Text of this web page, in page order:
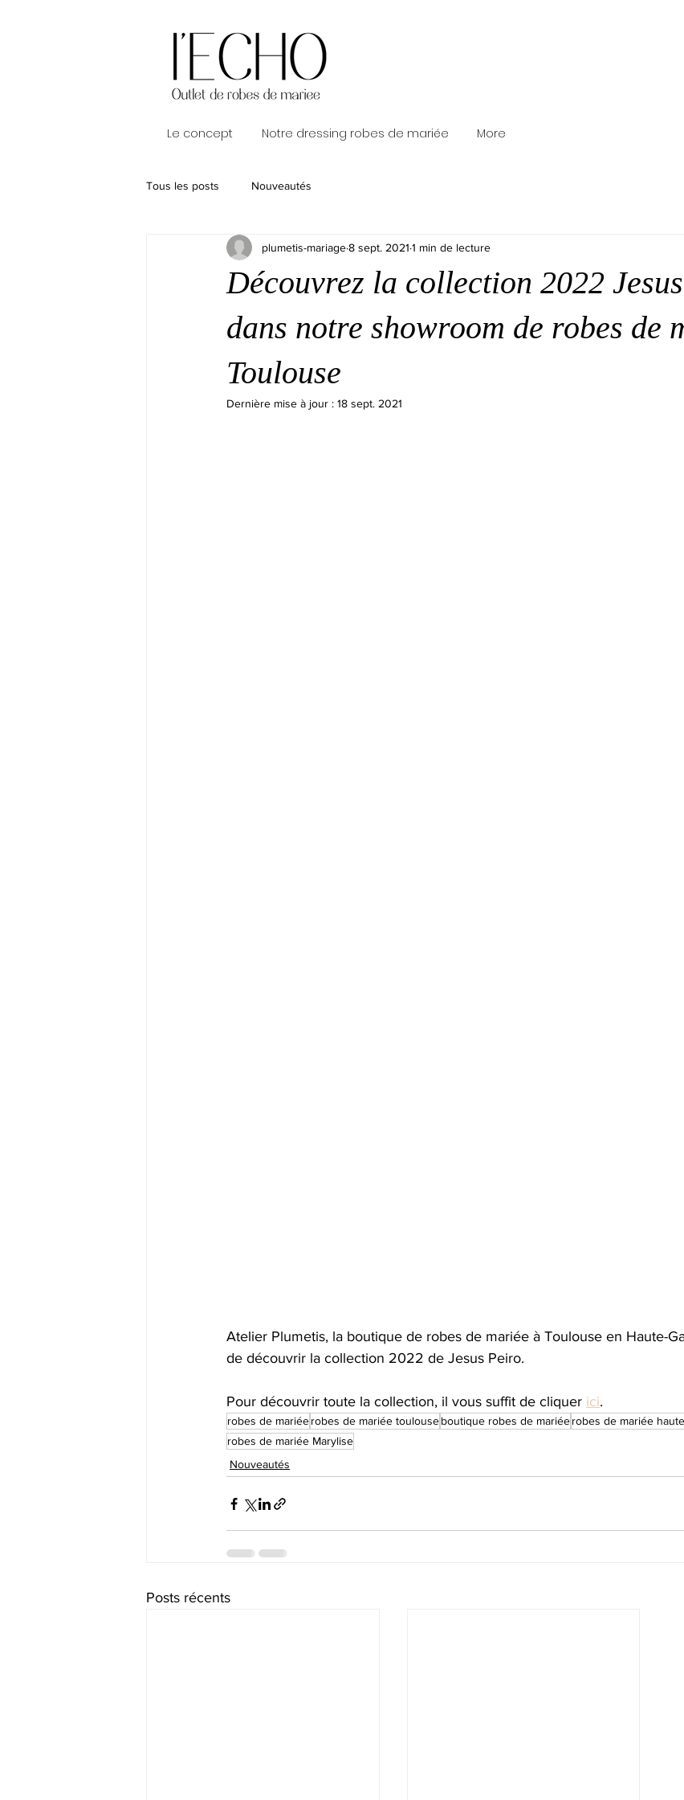
Le concept Notre dressing robes de mariée More
Tous les posts Nouveautés
Découvrez la collection 2022
dans notre showroom de robes de
Toulouse
plumetis-mariage8 sept. 2021 1 min de lecture
Dernière mise à jour : 18 sept. 2021
Atelier Plumetis, la boutique de robes de mariée à Toulouse en Haute-
de découvrir la collection 2022 de Jesus Peiro.
Pour découvrir toute la collection, il vous suffit de cliquer ici.
robes de mariéerobes de mariée toulouseboutique robes de mariéerobes de mariée
robes de mariée Marylise
Nouveautés
Posts récents